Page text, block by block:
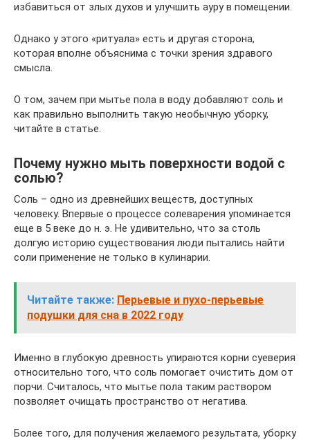
избавиться от злых духов и улучшить ауру в помещении.
Однако у этого «ритуала» есть и другая сторона,
которая вполне объяснима с точки зрения здравого
смысла.
О том, зачем при мытье пола в воду добавляют соль и
как правильно выполнить такую необычную уборку,
читайте в статье.
Почему нужно мыть поверхности водой с
солью?
Соль – одно из древнейших веществ, доступных
человеку. Впервые о процессе солеварения упоминается
еще в 5 веке до н. э. Не удивительно, что за столь
долгую историю существования люди пытались найти
соли применение не только в кулинарии.
Читайте также: Перьевые и пухо-перьевые
подушки для сна в 2022 году
Именно в глубокую древность упираются корни суеверия
относительно того, что соль помогает очистить дом от
порчи. Считалось, что мытье пола таким раствором
позволяет очищать пространство от негатива.
Более того, для получения желаемого результата, уборку